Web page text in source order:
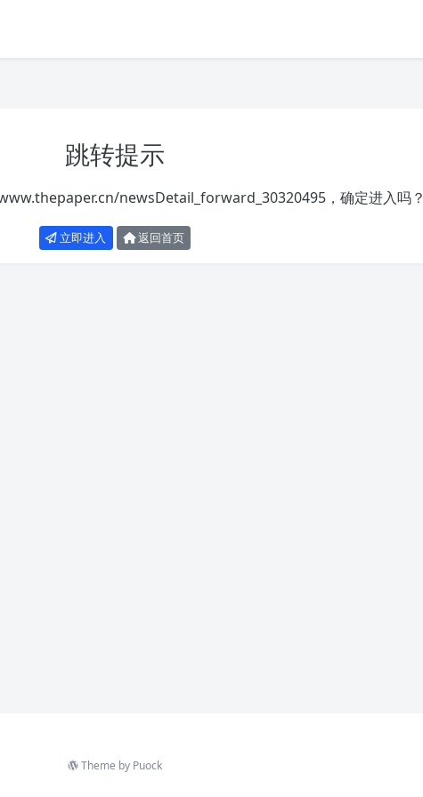
跳转提示
newsDetail_forward_30320495，确定进入吗？
立即进入 返回首页
Theme by Puock